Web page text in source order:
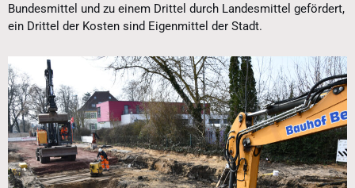
Bundesmittel und zu einem Drittel durch Landesmittel gefördert,
ein Drittel der Kosten sind Eigenmittel der Stadt.